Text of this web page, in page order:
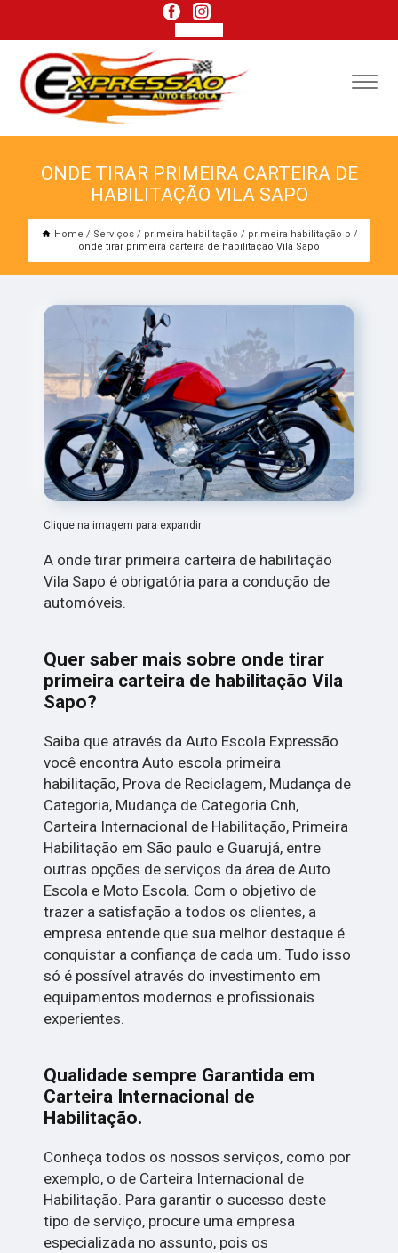
ONDE TIRAR PRIMEIRA CARTEIRA DE
HABILITAÇÃO VILA SAPO
Home Serviços primeira habilitação
primeira habilitação b
onde tirar primeira carteira de habilitação Vila Sapo
Clique na imagem para expandir
A onde tirar primeira carteira de habilitação
Vila Sapo é obrigatória para a condução de
automóveis.
Quer saber mais sobre onde tirar
primeira carteira de habilitação Vila
Sapo?
Saiba que através da Auto Escola Expressão
você encontra Auto escola primeira
habilitação, Prova de Reciclagem, Mudança de
Categoria, Mudança de Categoria Cnh,
Carteira Internacional de Habilitação, Primeira
Habilitação em São paulo e Guarujá, entre
outras opções de serviços da área de Auto
Escola e Moto Escola. Com o objetivo de
trazer a satisfação a todos os clientes, a
empresa entende que sua melhor destaque é
conquistar a confiança de cada um. Tudo isso
só é possível através do investimento em
equipamentos modernos e profissionais
experientes.
Qualidade sempre Garantida em
Carteira Internacional de
Habilitação.
Conheça todos os nossos serviços, como por
exemplo, o de Carteira Internacional de
Habilitação. Para garantir o sucesso deste
tipo de serviço, procure uma empresa
especializada no assunto, pois os